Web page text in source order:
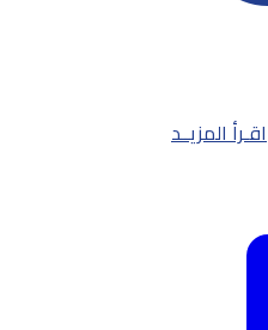
اقـرأ المزيــد